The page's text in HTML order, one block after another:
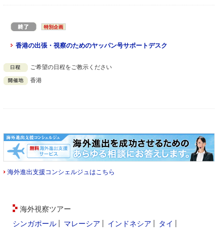
特別企画
香港の出張・視察のためのヤッパン号サポートデスク
ご希望の日程をご教示ください
香港
海外進出支援コンシェルジュはこちら
海外視察ツアー
シンガポール
マレーシア インドネシア
タイ